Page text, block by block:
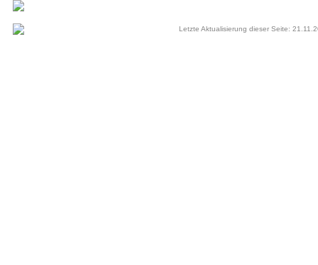
Letzte Aktualisierung dieser Seite: